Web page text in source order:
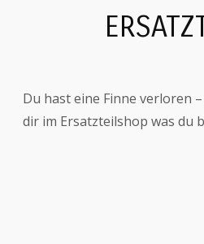
Du hast eine Finne verloren
dir im Ersatzteilshop was du